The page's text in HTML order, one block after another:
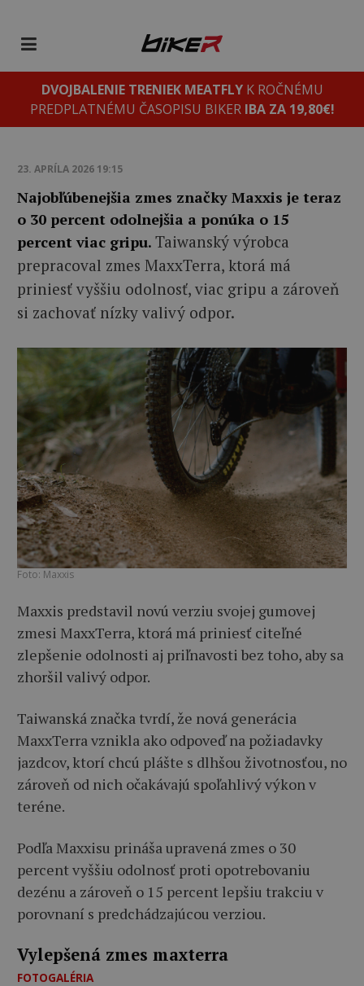
DVOJBALENIE TRENIEK MEATFLYK ROČNÉMU
PREDPLATNÉMU ČASOPISU BIKER IBA ZA 19,80€!
23. APRÍLA 2026 19:15
Najobľúbenejšia zmes značky Maxxis je teraz
o 30 percent odolnejšia a ponúka o 15
percent viac gripu. Taiwanský výrobca
prepracoval zmes MaxxTerra, ktorá má
priniesť vyššiu odolnosť, viac gripu a zároveň
si zachovať nízky valivý odpor.
Foto: Maxxis
Maxxis predstavil novú verziu svojej gumovej
zmesi MaxxTerra, ktorá má priniesť citeľné
zlepšenie odolnosti aj priľnavosti bez toho, aby sa
zhoršil valivý odpor.
Taiwanská značka tvrdí, že nová generácia
MaxxTerra vznikla ako odpoveď na požiadavky
jazdcov, ktorí chcú plášte s dlhšou životnosťou, no
zároveň od nich očakávajú spoľahlivý výkon v
teréne.
Podľa Maxxisu prináša upravená zmes o 30
percent vyššiu odolnosť proti opotrebovaniu
dezénu a zároveň o 15 percent lepšiu trakciu v
porovnaní s predchádzajúcou verziou.
Vylepšená zmes maxterra
FOTOGALÉRIA